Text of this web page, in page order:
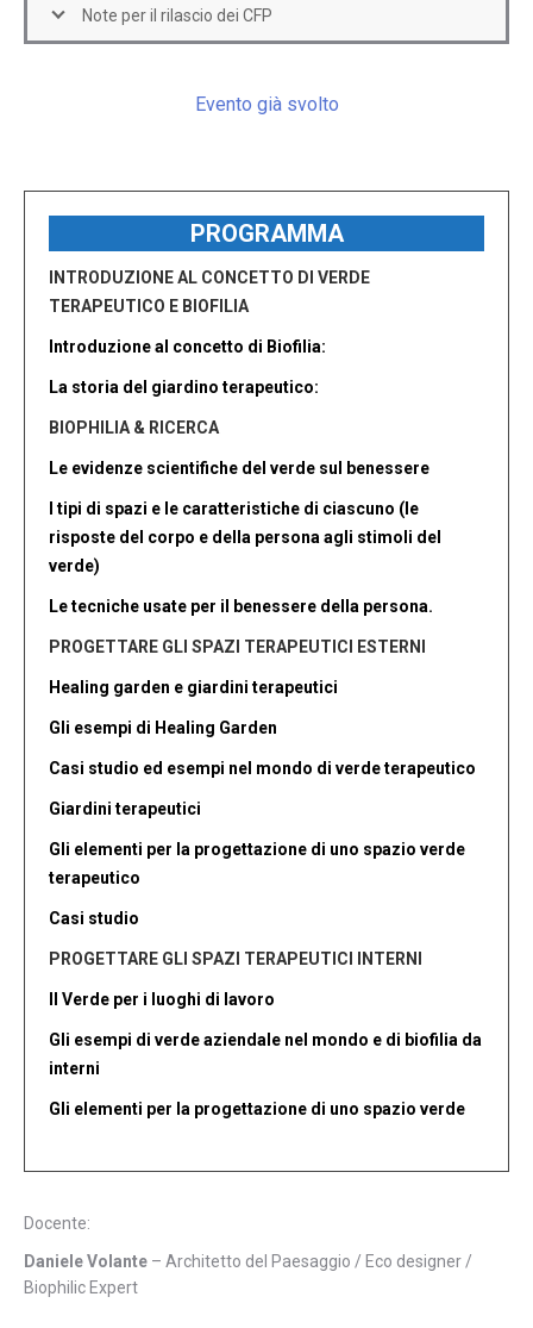
Note per il rilascio dei CFP
Evento già svolto
PROGRAMMA
INTRODUZIONE AL CONCETTO DI VERDE
TERAPEUTICO E BIOFILIA
Introduzione al concetto di Biofilia:
La storia del giardino terapeutico:
BIOPHILIA & RICERCA
Le evidenze scientifiche del verde sul benessere
I tipi di spazi e le caratteristiche di ciascuno (le
risposte del corpo e della persona agli stimoli del
verde)
Le tecniche usate per il benessere della persona.
PROGETTARE GLI SPAZI TERAPEUTICI ESTERNI
Healing garden e giardini terapeutici
Gli esempi di Healing Garden
Casi studio ed esempi nel mondo di verde terapeutico
Giardini terapeutici
Gli elementi per la progettazione di uno spazio verde
terapeutico
Casi studio
PROGETTARE GLI SPAZI TERAPEUTICI INTERNI
Il Verde per i luoghi di lavoro
Gli esempi di verde aziendale nel mondo e di biofilia da
interni
Gli elementi per la progettazione di uno spazio verde
Docente:
Daniele Volante – Architetto del Paesaggio / Eco designer /
Biophilic Expert